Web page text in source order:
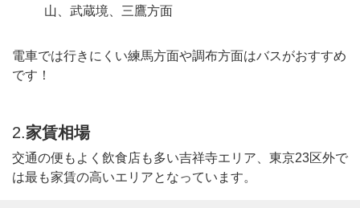
山、武蔵境、三鷹方面
電車では行きにくい練馬方面や調布方面はバスがおすすめ
です！
2.家賃相場
交通の便もよく飲食店も多い吉祥寺エリア、東京23区外で
は最も家賃の高いエリアとなっています。